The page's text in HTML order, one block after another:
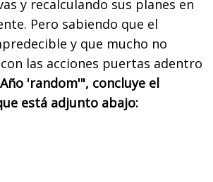
y recalculando sus planes en
Pero sabiendo que el
y que mucho no
las acciones puertas adentro
Año 'random'", concluye el
está adjunto abajo: